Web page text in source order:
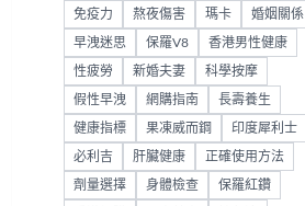
免疫力 熬夜傷害 瑪卡 婚姻關係
早洩迷思 保羅V8 香港男性健康
性疲勞 新婚夫妻 科學按摩
假性早洩 網購指南 長壽養生
健康指標 果凍威而鋼 印度犀利士
必利吉 肝臟健康 正確使用方法
劑量選擇 身體檢查 保羅紅鑽